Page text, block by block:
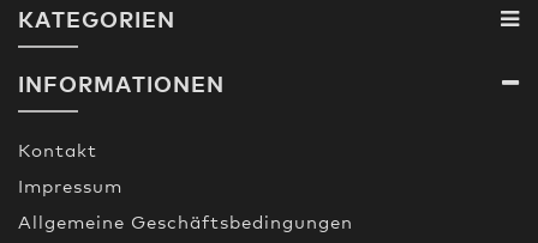
KATEGORIEN
INFORMATIONEN
Kontakt
Impressum
Allgemeine Geschäftsbedingungen